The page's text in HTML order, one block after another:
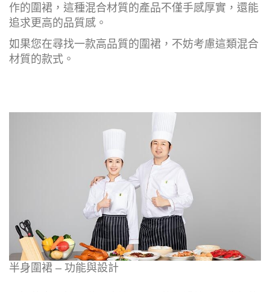
作的圍裙，這種混合材質的產品不僅手感厚實，還能
追求更高的品質感。
如果您在尋找一款高品質的圍裙，不妨考慮這類混合
材質的款式。
半身圍裙 – 功能與設計